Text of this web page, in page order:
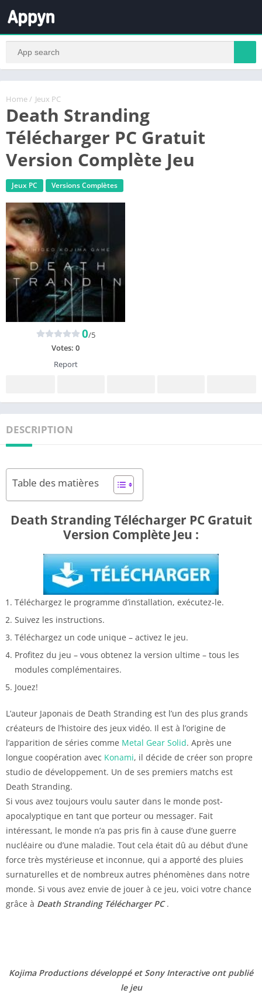
Home / Jeux PC
Death Stranding
Télécharger PC Gratuit
Version Complète Jeu
Jeux PC Versions Complètes
0/5
Votes: 0
Report
DESCRIPTION
Table des matières
Death Stranding Télécharger PC Gratuit
Version Complète Jeu :
Téléchargez le programme d’installation, exécutez-le.
Suivez les instructions.
Téléchargez un code unique – activez le jeu.
Profitez du jeu – vous obtenez la version ultime – tous les
modules complémentaires.
Jouez!
L’auteur Japonais de Death Stranding est l’un des plus grands
créateurs de l’histoire des jeux vidéo. Il est à l’origine de
l’apparition de séries comme Metal Gear Solid. Après une
longue coopération avec Konami, il décide de créer son propre
studio de développement. Un de ses premiers matchs est
Death Stranding.
Si vous avez toujours voulu sauter dans le monde post-
apocalyptique en tant que porteur ou messager. Fait
intéressant, le monde n’a pas pris fin à cause d’une guerre
nucléaire ou d’une maladie. Tout cela était dû au début d’une
force très mystérieuse et inconnue, qui a apporté des pluies
surnaturelles et de nombreux autres phénomènes dans notre
monde. Si vous avez envie de jouer à ce jeu, voici votre chance
grâce à Death Stranding Télécharger PC.
Kojima Productions développé et Sony Interactive ont publié
le jeu